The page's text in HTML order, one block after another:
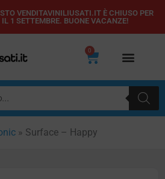
VENDITAVINILIUSATI.IT È CHIUSO PER
1 SETTEMBRE. BUONE VACANZE!
0
Carrello
» Surface – Happy